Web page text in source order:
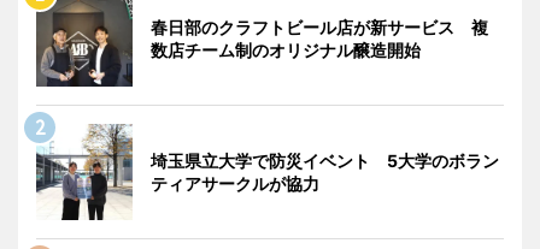
春日部のクラフトビール店が新サービス 複
数店チーム制のオリジナル醸造開始
埼玉県立大学で防災イベント 5大学のボラン
ティアサークルが協力